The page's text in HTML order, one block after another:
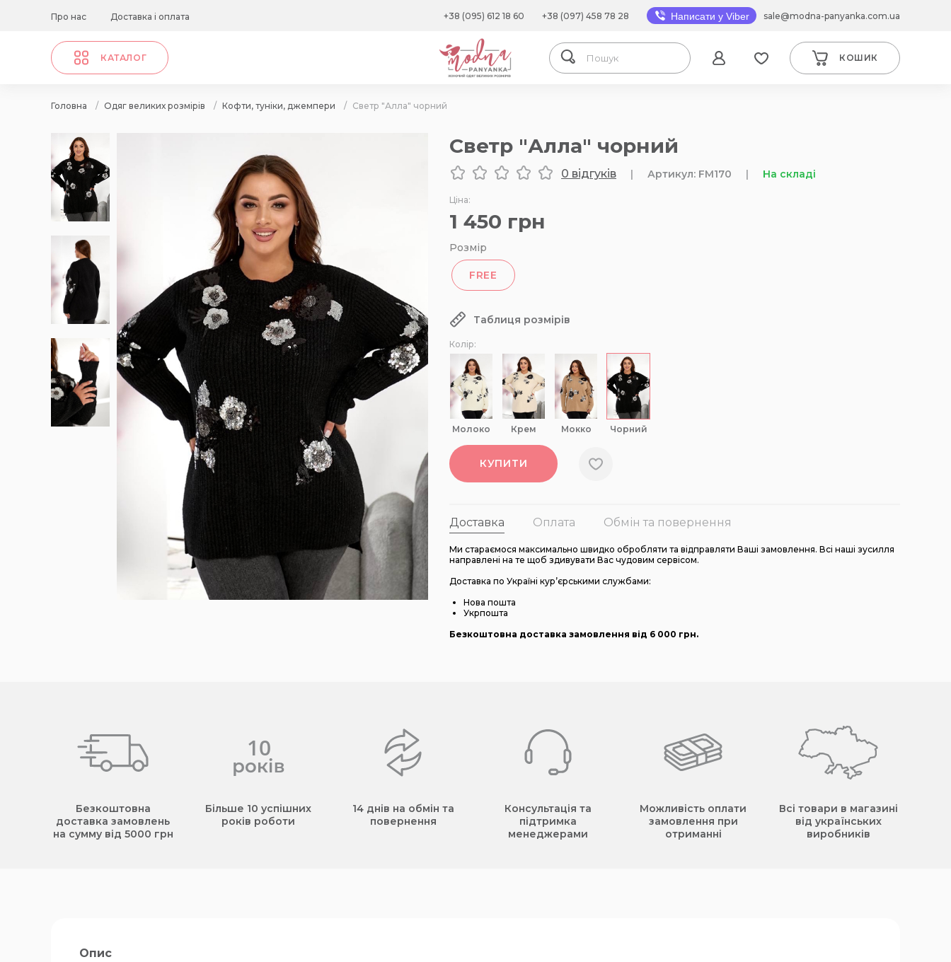
Про нас Доставка і оплата +38 (095) 612 18 60 +38 (097) 458 78 28 Написати у Viber sale@modna-panyanka.com.ua
КАТАЛОГ КОШИК
Головна / Одяг великих розмірів / Кофти, туніки, джемпери / Светр "Алла" чорний
Светр "Алла" чорний
0 відгуків | Артикул: FM170 | На складі
Ціна:
1 450 грн
Розмір
FREE
Таблиця розмірів
Колір:
молоко крем мокко чорний
КУПИТИ
Доставка Оплата Обмін та повернення
Ми стараємося максимально швидко обробляти та відправляти Ваші замовлення. Всі наші зусилля
направлені на те щоб здивувати Вас чудовим сервісом.
Доставка по Україні кур’єрськими службами:
Нова пошта
Укрпошта
Безкоштовна доставка замовлення від 6 000 грн.
Безкоштовна
доставка замовлень
на сумму від 5000 грн
Більше 10 успішних
років роботи
14 днів на обмін та
повернення
Консультація та
підтримка
менеджерами
Можливість оплати
замовлення при
отриманні
Всі товари в магазині
від українських
виробників
Опис